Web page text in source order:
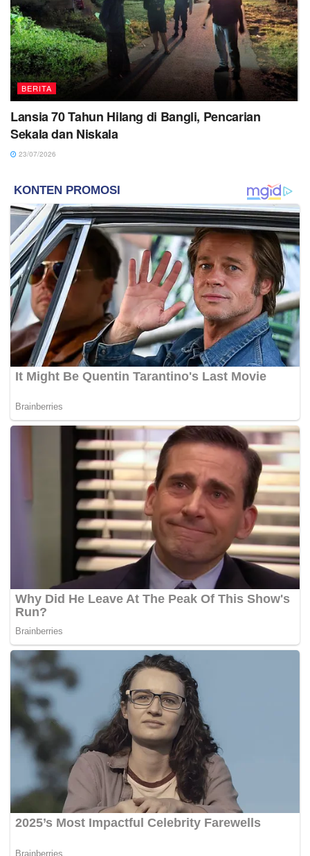
BERITA
Lansia 70 Tahun Hilang di Bangli, Pencarian
Sekala dan Niskala
23/07/2026